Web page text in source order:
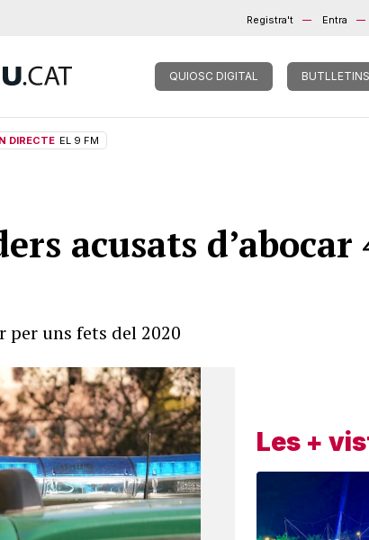
Registra't Entra
QUIOSC DIGITAL BUTLLETINS
DIRECTE EL 9 FM
acusats d’abocar
per uns fets del 2020
Les +